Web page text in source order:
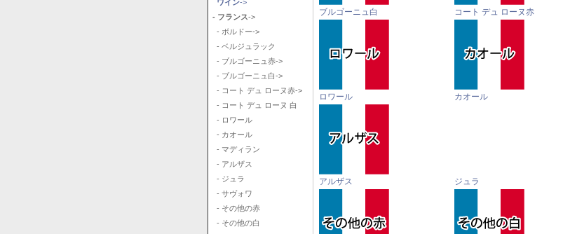
ワイン->
- フランス->
- ボルドー->
- ベルジュラック
- ブルゴーニュ赤->
- ブルゴーニュ白->
- コート デュ ローヌ赤->
- コート デュ ローヌ 白
- ロワール
- カオール
- マディラン
- アルザス
- ジュラ
- サヴォワ
- その他の赤
- その他の白
ブルゴーニュ白 コート デュ ローヌ赤
ロワール カオール
アルザス ジュラ